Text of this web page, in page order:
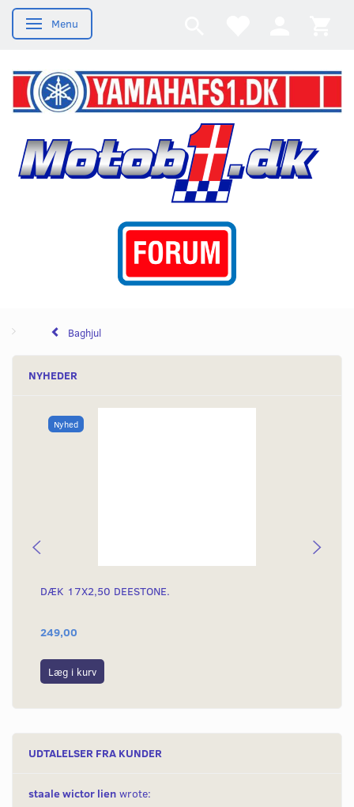
Skifte navigation
Menu
Baghjul
NYHEDER
Nyhed
DÆK 17X2,50 DEESTONE.
249,00
Læg i kurv
UDTALELSER FRA KUNDER
staale wictor lien wrote: